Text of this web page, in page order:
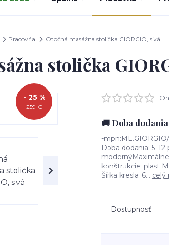
Pracovňa Otočná masážna stolička GIORGIO, sivá
stolička
259 €
- 25 %
🚚 Doba
-
Doba dodania:
konštrukcie: plast
Šírka kresla: 6... celý
Dostupnosť